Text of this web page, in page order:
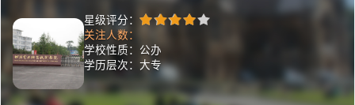
星级评分：
关注人数：
学校性质：公办
学历层次：大专